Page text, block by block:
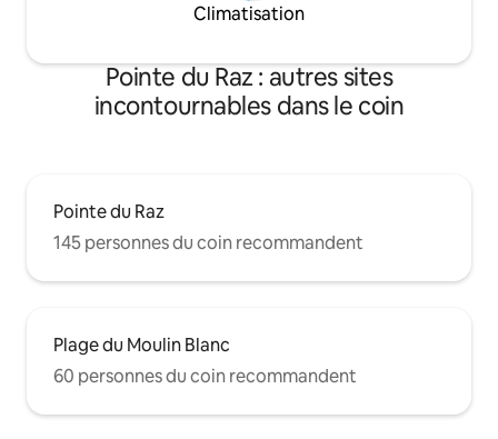
Climatisation
Pointe du Raz : autres sites
incontournables dans le coin
Pointe du Raz
145 personnes du coin recommandent
Plage du Moulin Blanc
60 personnes du coin recommandent